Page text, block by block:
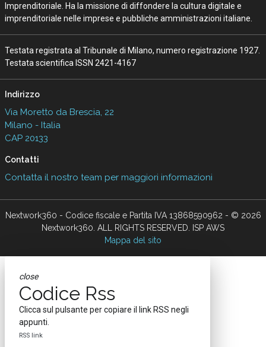
Imprenditoriale. Ha la missione di diffondere la cultura digitale e
imprenditoriale nelle imprese e pubbliche amministrazioni italiane.
Testata registrata al Tribunale di Milano, numero registrazione 1927.
Testata scientifica ISSN 2421-4167
Indirizzo
Via Moretto da Brescia, 22
Milano - Italia
CAP 20133
Contatti
Contatta il nostro team per maggiori informazioni
Nextwork360 - Codice fiscale e Partita IVA 13868590962 - © 2026
Nextwork360. ALL RIGHTS RESERVED. ISP AWS
Mappa del sito
close
Codice Rss
Clicca sul pulsante per copiare il link RSS negli
appunti.
RSS link